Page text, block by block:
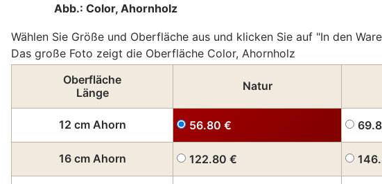
Abb.: Color, Ahornholz
Wählen Sie Größe und Oberfläche aus und klicken Sie auf "In den
Das große Foto zeigt die Oberfläche Color, Ahornholz
Oberfläche
Länge
Natur
12 cm Ahorn 56.80 €
16 cm Ahorn 122.80 €